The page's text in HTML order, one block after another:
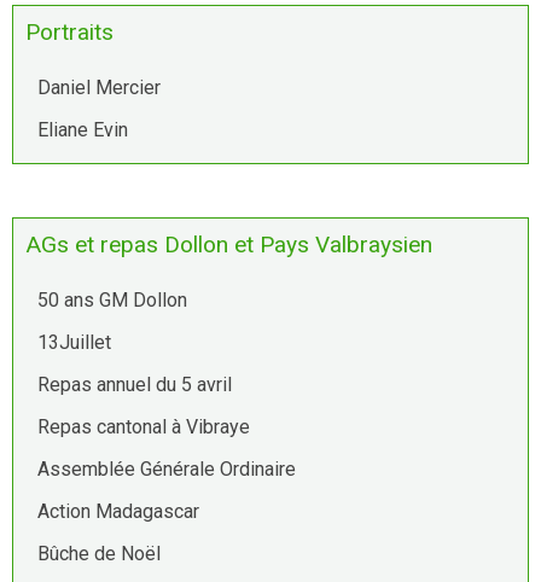
Portraits
Daniel Mercier
Eliane Evin
AGs et repas Dollon et Pays Valbraysien
50 ans GM Dollon
13Juillet
Repas annuel du 5 avril
Repas cantonal à Vibraye
Assemblée Générale Ordinaire
Action Madagascar
Bûche de Noël